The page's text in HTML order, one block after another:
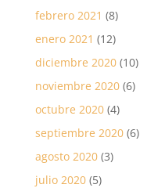
febrero 2021 (8)
enero 2021 (12)
diciembre 2020(10)
noviembre 2020(6)
octubre 2020(4)
septiembre 2020(6)
agosto 2020(3)
julio 2020(5)